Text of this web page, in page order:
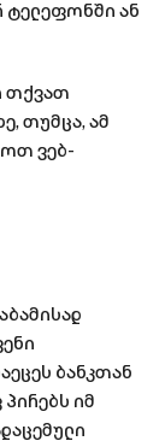
ტელეფონში ან
თქვათ
თუმცა, ამ
ვებ-
ბანკთან
იმ